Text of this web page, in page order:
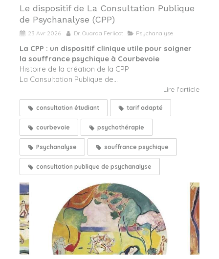
Le dispositif de La Consultation Publique
de Psychanalyse (CPP)
23 Avr 2026 Dr. Ouarda Ferlicot Psychanalyse
La CPP : un dispositif clinique utile pour soigner
la souffrance psychique à Courbevoie
Histoire de la création de la CPP
La Consultation Publique de...
Lire l'article
consultation étudiant tarif adapté
courbevoie psychothérapie
Psychanalyse souffrance psychique
consultation publique de psychanalyse